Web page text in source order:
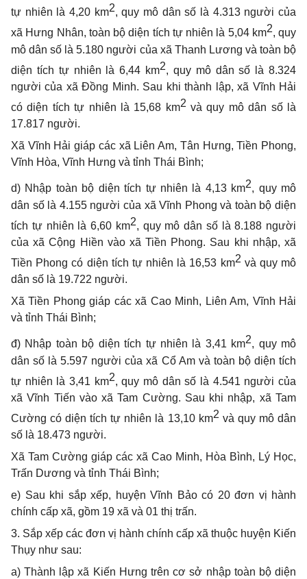
tự nhiên là 4,20 km2,quy mô dân số là 4.313 người của
xã Hưng Nhân, toàn bộ diện tích tự nhiên là 5,04 km2, quy
mô dân số là 5.180 người của xã Thanh Lương và toàn bộ
diện tích tự nhiên là 6,44 km2, quy mô dân số là 8.324
người của xã Đồng Minh. Sau khi thành lập, xã Vĩnh Hải
có diện tích tự nhiên là 15,68 km2 và quy mô dân số là
17.817 người.
Xã Vĩnh Hải giáp các xã Liên Am, Tân Hưng, Tiền Phong,
Vĩnh Hòa, Vĩnh Hưng và tỉnh Thái Bình;
d) Nhập toàn bộ diện tích tự nhiên là 4,13 km2, quy mô
dân số là 4.155 người của xã Vĩnh Phong và toàn bộ diện
tích tự nhiên là 6,60 km2, quy mô dân số là 8.188 người
của xã Cộng Hiền vào xã Tiền Phong. Sau khi nhập,xã
Tiền Phong có diện tích tự nhiên là 16,53 km2 và quy mô
dân số là 19.722 người.
Xã Tiền Phong giáp các xã Cao Minh, Liên Am, Vĩnh Hải
và tỉnh Thái Bình;
đ) Nhập toàn bộ diện tích tự nhiên là 3,41 km2, quy mô
dân số là 5.597 người củaxã Cổ Am và toàn bộ diện tích
tự nhiên là 3,41 km2, quy mô dân số là 4.541 người của
xã Vĩnh Tiến vào xã Tam Cường. Sau khi nhập, xã Tam
Cường có diện tích tự nhiên là 13,10 km2 và quy mô dân
số là 18.473 người.
Xã Tam Cường giáp các xã Cao Minh, Hòa Bình, Lý Học,
Trấn Dương và tỉnh Thái Bình;
e) Sau khi sắp xếp, huyện Vĩnh Bảo có 20 đơn vị hành
chính cấp xã, gồm 19 xã và 01 thị trấn.
3. Sắp xếp các đơn vị hành chính cấp xã thuộc huyện Kiến
Thụy như sau:
a) Thành lập xã Kiến Hưng trên cơ sở nhập toàn bộ diện